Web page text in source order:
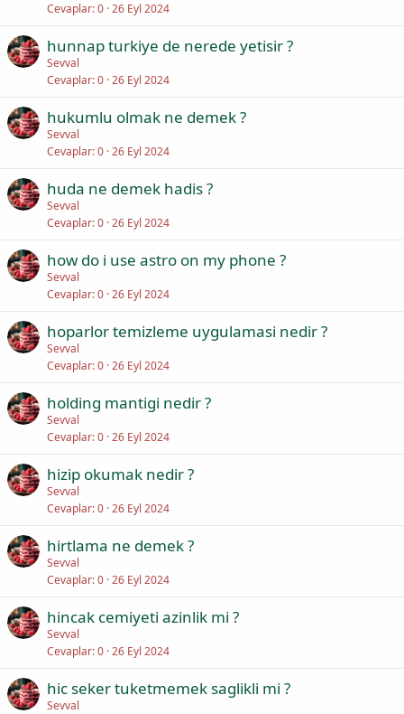
Cevaplar 0 26 Eyl 2024
hunnap turkiye de nerede yetisir ?
Sevval
Cevaplar 0 26 Eyl 2024
hukumlu olmak ne demek ?
Sevval
Cevaplar 0 26 Eyl 2024
huda ne demek hadis ?
Sevval
Cevaplar 0 26 Eyl 2024
how do i use astro on my phone ?
Sevval
Cevaplar 0 26 Eyl 2024
hoparlor temizleme uygulamasi nedir ?
Sevval
Cevaplar 0 26 Eyl 2024
holding mantigi nedir ?
Sevval
Cevaplar 0 26 Eyl 2024
hizip okumak nedir ?
Sevval
Cevaplar 0 26 Eyl 2024
hirtlama ne demek ?
Sevval
Cevaplar 0 26 Eyl 2024
hincak cemiyeti azinlik mi ?
Sevval
Cevaplar 0 26 Eyl 2024
hic seker tuketmemek saglikli mi ?
Sevval